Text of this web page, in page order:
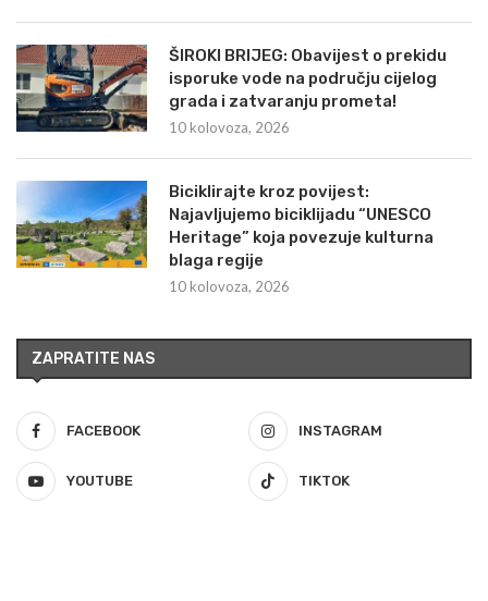
ŠIROKI BRIJEG: Obavijest o prekidu
isporuke vode na području cijelog
grada i zatvaranju prometa!
10 kolovoza, 2026
Biciklirajte kroz povijest:
Najavljujemo biciklijadu “UNESCO
Heritage” koja povezuje kulturna
blaga regije
10 kolovoza, 2026
ZAPRATITE NAS
FACEBOOK INSTAGRAM
YOUTUBE TIKTOK